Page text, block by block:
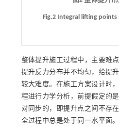
Fig.2 Integral lifting
整体提升施工过程中，主要难
提升反力分布并不均匀，给提
较大难度。在施工方案设计时
程进行力学分析，前提假定的
对同步的，即提升点之间不存
全过程中总是处于同一水平面